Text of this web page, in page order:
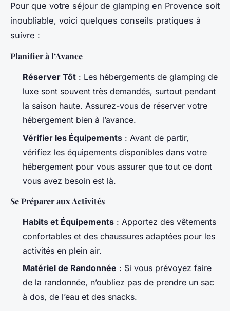
Pour que votre séjour de glamping en Provence soit
inoubliable, voici quelques conseils pratiques à
suivre :
Planifier à l’Avance
Réserver Tôt : Les hébergements de glamping de
luxe sont souvent très demandés, surtout pendant
la saison haute. Assurez-vous de réserver votre
hébergement bien à l’avance.
Vérifier les Équipements : Avant de partir,
vérifiez les équipements disponibles dans votre
hébergement pour vous assurer que tout ce dont
vous avez besoin est là.
Se Préparer aux Activités
Habits et Équipements : Apportez des vêtements
confortables et des chaussures adaptées pour les
activités en plein air.
Matériel de Randonnée : Si vous prévoyez faire
de la randonnée, n’oubliez pas de prendre un sac
à dos, de l’eau et des snacks.